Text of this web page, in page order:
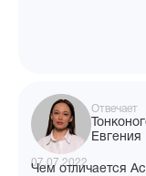
Отвечает
Евгения
07.07.2022
Чем отличается